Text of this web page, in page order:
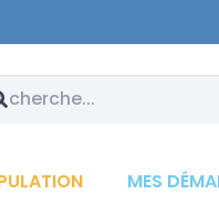
MES